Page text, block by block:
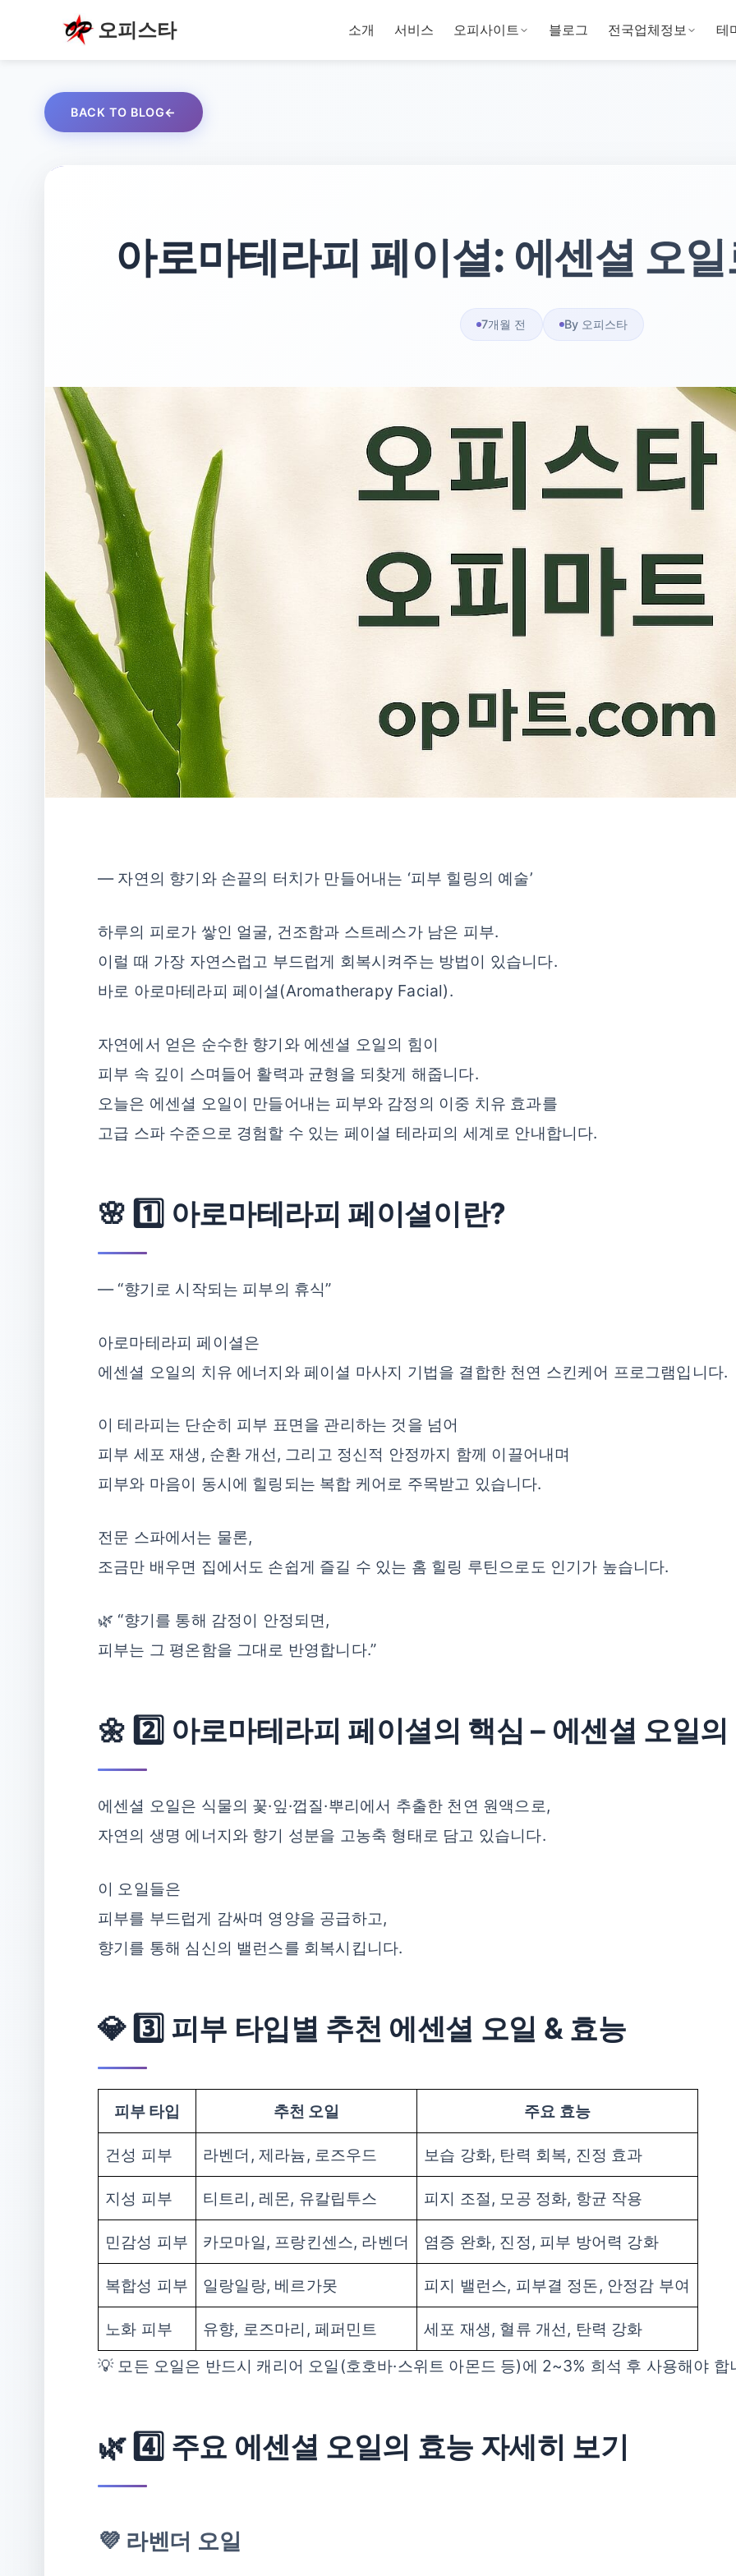
오피스타 소개 서비스 오피사이트 블로그 전국업체정보 테
BACK TO BLOG
아로마테라피 페이셜: 에센셜 오
7개월 전 By 오피스타
― 자연의 향기와 손끝의 터치가 만들어내는 ‘피부 힐링의 예술’
하루의 피로가 쌓인 얼굴, 건조함과 스트레스가 남은 피부.
이럴 때 가장 자연스럽고 부드럽게 회복시켜주는 방법이 있습니다.
바로 아로마테라피 페이셜(Aromatherapy Facial).
자연에서 얻은 순수한 향기와 에센셜 오일의 힘이
피부 속 깊이 스며들어 활력과 균형을 되찾게 해줍니다.
오늘은 에센셜 오일이 만들어내는 피부와 감정의 이중 치유 효과를
고급 스파 수준으로 경험할 수 있는 페이셜 테라피의 세계로 안내합니다.
🌸 1️⃣ 아로마테라피 페이셜이란?
― “향기로 시작되는 피부의 휴식”
아로마테라피 페이셜은
에센셜 오일의 치유 에너지와 페이셜 마사지 기법을 결합한 천연 스킨케어 프로그램입니다.
이 테라피는 단순히 피부 표면을 관리하는 것을 넘어
피부 세포 재생, 순환 개선, 그리고 정신적 안정까지 함께 이끌어내며
피부와 마음이 동시에 힐링되는 복합 케어로 주목받고 있습니다.
전문 스파에서는 물론,
조금만 배우면 집에서도 손쉽게 즐길 수 있는 홈 힐링 루틴으로도 인기가 높습니다.
🌿 “향기를 통해 감정이 안정되면,
피부는 그 평온함을 그대로 반영합니다.”
🌼 2️⃣ 아로마테라피 페이셜의 핵심 – 에센셜 오일의
에센셜 오일은 식물의 꽃·잎·껍질·뿌리에서 추출한 천연 원액으로,
자연의 생명 에너지와 향기 성분을 고농축 형태로 담고 있습니다.
이 오일들은
피부를 부드럽게 감싸며 영양을 공급하고,
향기를 통해 심신의 밸런스를 회복시킵니다.
💎 3️⃣ 피부 타입별 추천 에센셜 오일 & 효능
피부 타입 추천 오일 주요 효능
건성 피부 라벤더, 제라늄, 로즈우드 보습 강화, 탄력 회복, 진정 효과
지성 피부 티트리, 레몬, 유칼립투스 피지 조절, 모공 정화, 항균 작용
민감성 피부 카모마일, 프랑킨센스, 라벤더 염증 완화, 진정, 피부 방어력 강화
복합성 피부 일랑일랑, 베르가못 피지 밸런스, 피부결 정돈, 안정감 부여
노화 피부 유향, 로즈마리, 페퍼민트
세포 재생, 혈류 개선, 탄력 강화
💡 모든 오일은 반드시 캐리어 오일(호호바·스위트 아몬드 등)에 2~3% 희석 후 사용해야 합
🌿 4️⃣ 주요 에센셜 오일의 효능 자세히 보기
💜 라벤더 오일